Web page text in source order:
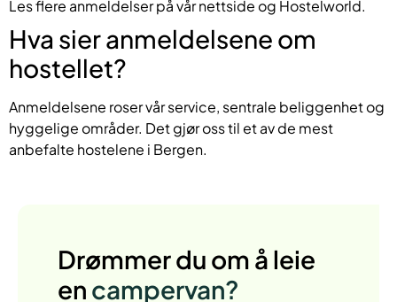
Les flere anmeldelser på vår nettside og Hostelworld.
Hva sier anmeldelsene om
hostellet?
Anmeldelsene roser vår service, sentrale beliggenhet og
hyggelige områder. Det gjør oss til et av de mest
anbefalte hostelene i Bergen.
Drømmer du om å leie
en campervan?